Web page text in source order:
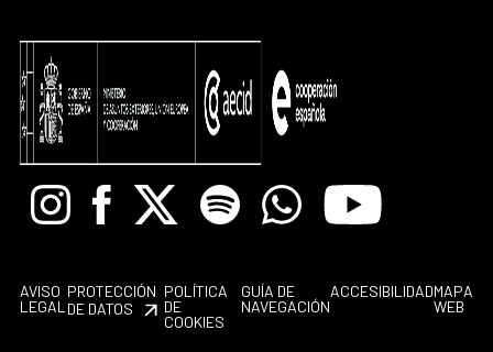
InstagramFacebook
X Spotify WhatsappYoutube
AVISO
LEGAL
PROTECCIÓN
DE DATOS
POLÍTICA
DE
COOKIES
GUÍA DE
NAVEGACIÓN
ACCESIBILIDADMAPA
WEB